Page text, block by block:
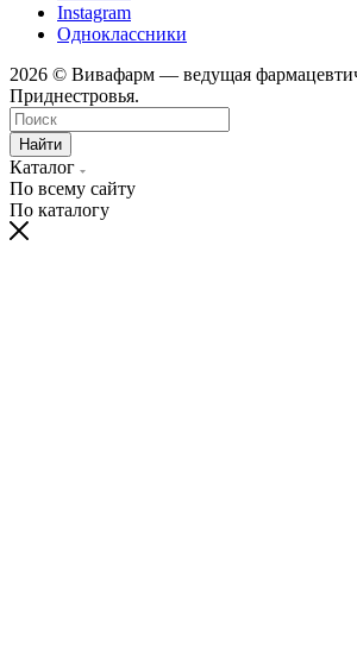
Instagram
Одноклассники
2026 © Вивафарм — ведущая
Приднестровья.
Найти
Каталог
По всему сайту
По каталогу